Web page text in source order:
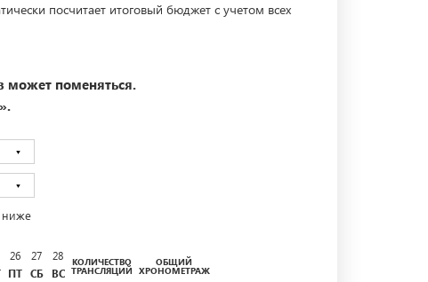
посчитает итоговый бюджет с учетом всех
может поменяться.
ниже
26
ПТ
27
СБ
28
ВС
КОЛИЧЕСТВО
ТРАНСЛЯЦИЙ
ОБЩИЙ
ХРОНОМЕТРАЖ